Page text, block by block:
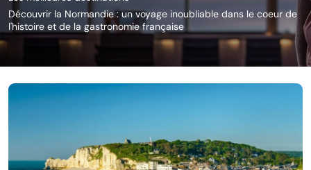
Découvrir la Normandie : un voyage inoubliable dans le coeur de
l'histoire et de la gastronomie française